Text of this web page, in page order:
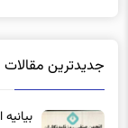
جدیدترین مقالات